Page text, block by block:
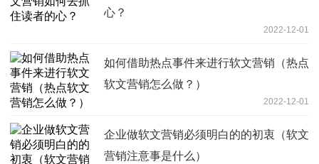
心？
2022-12-01
如何借助热点事件来进行软文营销（热点
软文营销怎么做？）
2022-12-01
企业做软文营销必须明白的的初衷（软文
营销注意事是什么）